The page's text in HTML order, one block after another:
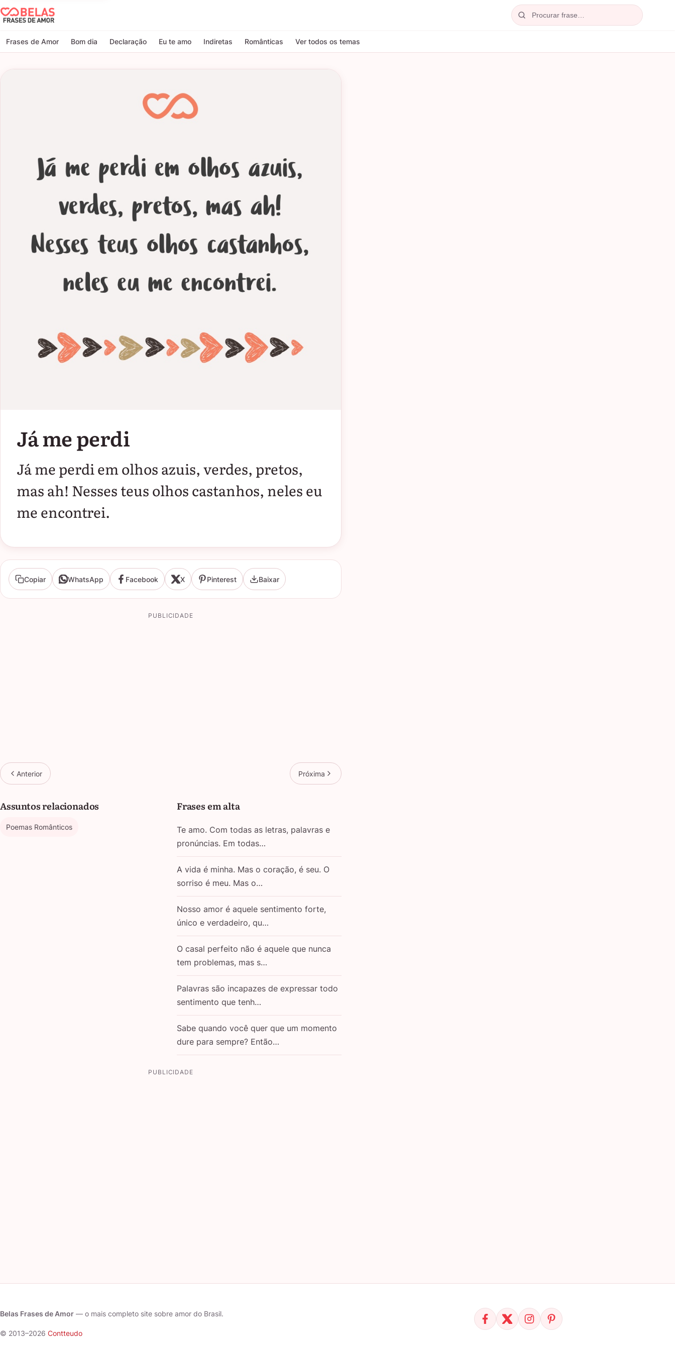
Belas Frases de Amor
Frases de Amor Bom dia Declaração Eu te amo Indiretas Românticas Ver todos os temas
Já me perdi
Já me perdi em olhos azuis, verdes, pretos,
mas ah! Nesses teus olhos castanhos, neles eu
me encontrei.
Copiar WhatsApp Facebook X Pinterest Baixar
PUBLICIDADE
Anterior Próxima
Assuntos relacionados
Poemas Românticos
Frases em alta
Te amo. Com todas as letras, palavras e
pronúncias. Em todas…
A vida é minha. Mas o coração, é seu. O
sorriso é meu. Mas o…
Nosso amor é aquele sentimento forte,
único e verdadeiro, qu…
O casal perfeito não é aquele que nunca
tem problemas, mas s…
Palavras são incapazes de expressar todo
sentimento que tenh…
Sabe quando você quer que um momento
dure para sempre? Então…
PUBLICIDADE
Belas Frases de Amor — o mais completo site sobre amor do Brasil.
© 2013–2026 Contteudo